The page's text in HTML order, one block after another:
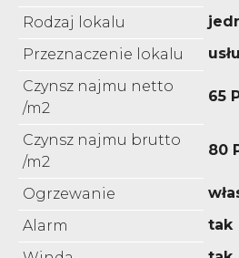
Rodzaj lokalu
Przeznaczenie lokalu
Czynsz najmu netto
/m2
65
Czynsz najmu brutto
/m2
80
Ogrzewanie
Alarm
tak